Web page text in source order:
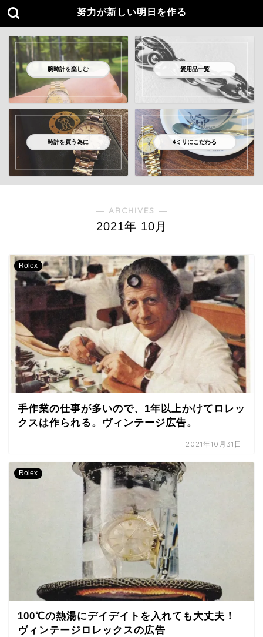
努力が新しい明日を作る
腕時計を楽しむ 愛用品一覧
時計を買う為に 4ミリにこだわる
― ARCHIVES ―
2021年 10月
Rolex
手作業の仕事が多いので、1年以上かけてロレッ
クスは作られる。ヴィンテージ広告。
2021年10月31日
Rolex
100℃の熱湯にデイデイトを入れても大丈夫！
ヴィンテージロレックスの広告